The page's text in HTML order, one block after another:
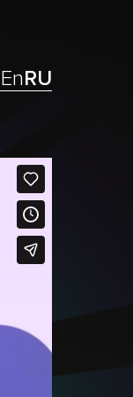
EnRU